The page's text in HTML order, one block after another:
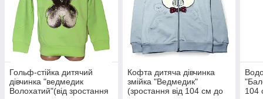
Гольф-стійка дитячий
дівчинка "ведмедик
Волохатий"(від зростання
Кофта дитяча дівчинка
змійка "Ведмедик"
(зростання від 104 см до
104